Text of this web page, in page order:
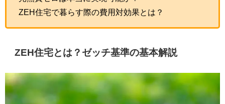
ZEH住宅で暮らす際の費用対効果とは？
ZEH住宅とは？ゼッチ基準の基本解説